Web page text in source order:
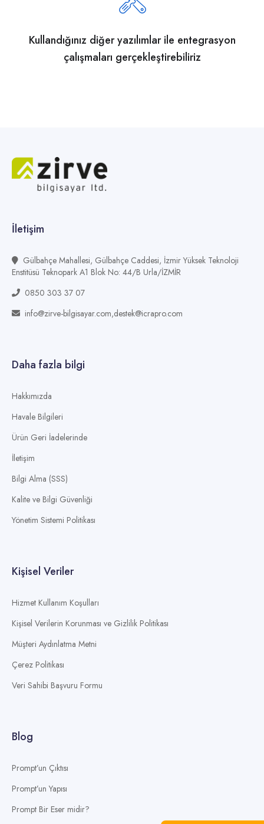
Kullandığınız diğer yazılımlar ile entegrasyon
çalışmaları gerçekleştirebiliriz
İletişim
Gülbahçe Mahallesi, Gülbahçe Caddesi, İzmir Yüksek Teknoloji
Enstitüsü Teknopark A1 Blok No: 44/B Urla/İZMİR
0850 303 37 07
info@zirve-bilgisayar.com,destek@icrapro.com
Daha fazla bilgi
Hakkımızda
Havale Bilgileri
Ürün Geri İadelerinde
İletişim
Bilgi Alma (SSS)
Kalite ve Bilgi Güvenliği
Yönetim Sistemi Politikası
Kişisel Veriler
Hizmet Kullanım Koşulları
Kişisel Verilerin Korunması ve Gizlilik Politikası
Müşteri Aydınlatma Metni
Çerez Politikası
Veri Sahibi Başvuru Formu
Blog
Prompt’un Çıktısı
Prompt’un Yapısı
Prompt Bir Eser midir?